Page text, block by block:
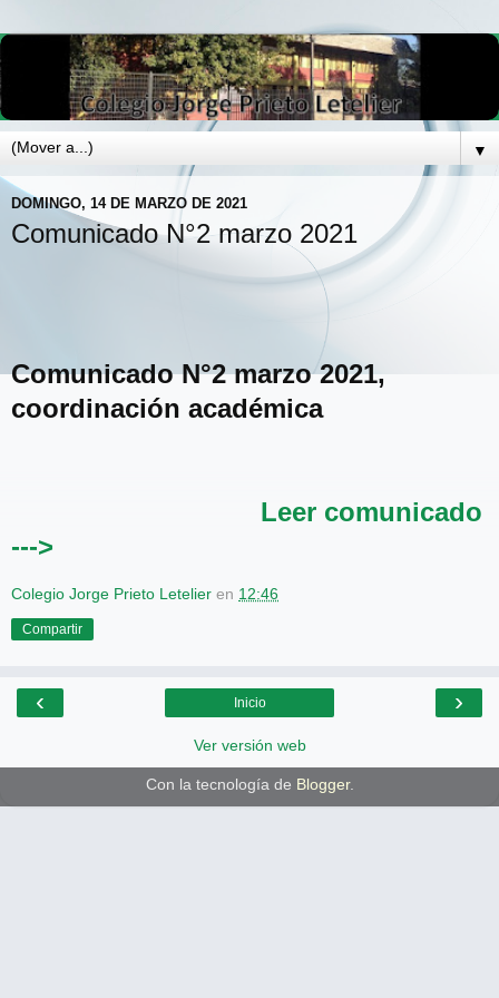
▼
DOMINGO, 14 DE MARZO DE 2021
Comunicado N°2 marzo 2021
Comunicado N°2 marzo 2021,
coordinación académica
Leer comunicado
--->
Colegio Jorge Prieto Letelier en 12:46
Compartir
‹ ›
Inicio
Ver versión web
Con la tecnología de Blogger.